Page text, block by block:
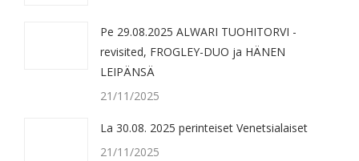
Pe 29.08.2025 ALWARI TUOHITORVI -
revisited, FROGLEY-DUO ja HÄNEN
LEIPÄNSÄ
21/11/2025
La 30.08. 2025 perinteiset Venetsialaiset
21/11/2025